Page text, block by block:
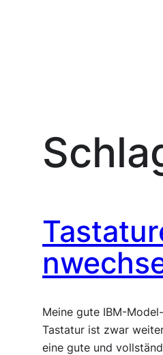
Meine gute IBM-
Tastatur ist zwar
eine gute und